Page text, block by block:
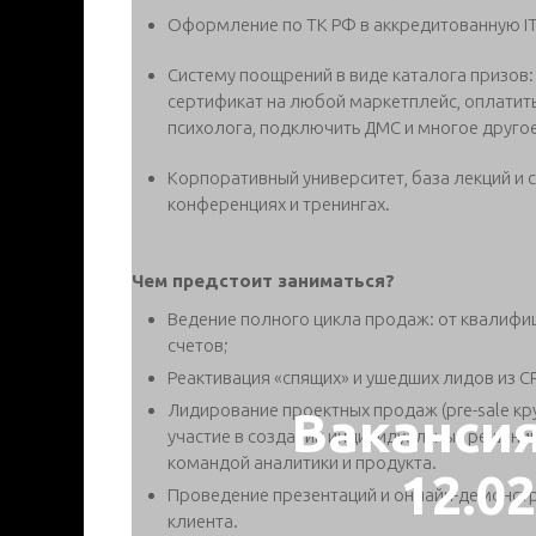
Оформление по ТК РФ в аккредитованную
Систему поощрений в виде каталога
сертификат на любой маркетплейс,
психолога, подключить ДМС и многое
Корпоративный университет, база лекций и
конференциях и тренингах.
Чем предстоит заниматься?
Ведение полного цикла продаж: от
счетов;
Реактивация «спящих» и ушедших лидов из
Лидирование проектных продаж (pre-sale
участие в создании индивидуальных
командой аналитики и продукта.
Проведение презентаций и онлайн-
клиента.